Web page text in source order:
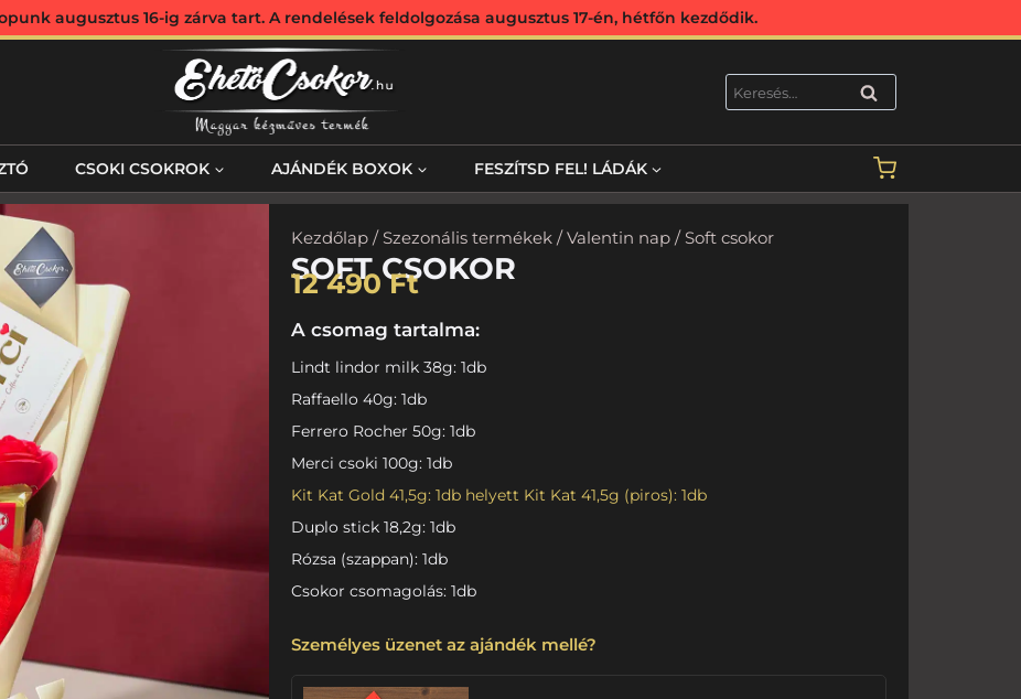
augusztus 16-ig zárva tart. A rendelések feldolgozása augusztus 17-én, hétfőn kezdődik.
KERESÉS
CSOKI CSOKROK AJÁNDÉK BOXOK FESZÍTSD FEL! LÁDÁK
Kezdőlap/ Szezonális termékek/Valentin nap/ Soft csokor
SOFT CSOKOR
12 490Ft
A csomag tartalma:
Lindt lindor milk 38g: 1db
Raffaello 40g: 1db
Ferrero Rocher 50g: 1db
Merci csoki 100g: 1db
Kit Kat Gold 41,5g: 1db helyett Kit Kat 41,5g (piros): 1db
Duplo stick 18,2g: 1db
Rózsa (szappan): 1db
Csokor csomagolás: 1db
Személyes üzenet az ajándék mellé?